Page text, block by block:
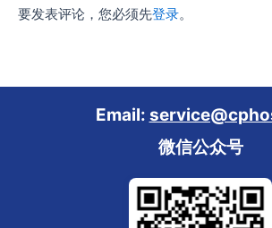
要发表评论，您必须先登录。
Email:
微信公众号